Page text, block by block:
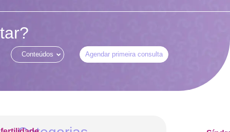
Conteúdos Agendar primeira consulta